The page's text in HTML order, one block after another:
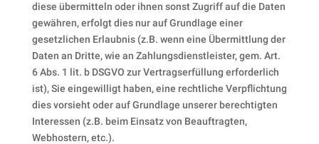
diese übermitteln oder ihnen sonst Zugriff auf die Daten
gewähren, erfolgt dies nur auf Grundlage einer
gesetzlichen Erlaubnis (z.B. wenn eine Übermittlung der
Daten an Dritte, wie an Zahlungsdienstleister, gem. Art.
6 Abs. 1 lit. b DSGVO zur Vertragserfüllung erforderlich
ist), Sie eingewilligt haben, eine rechtliche Verpflichtung
dies vorsieht oder auf Grundlage unserer berechtigten
Interessen (z.B. beim Einsatz von Beauftragten,
Webhostern, etc.).